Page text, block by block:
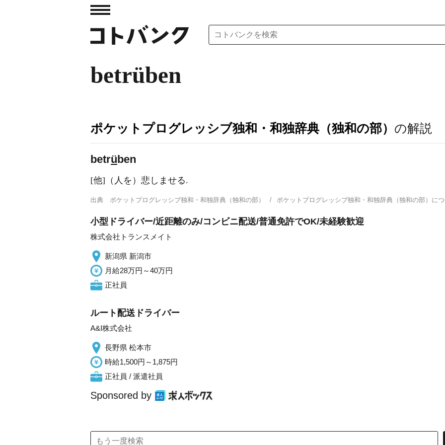
betrüben
ポケットプログレッシブ独和・和独辞典（独和の部） の解説
betrüben
[他]（人を）悲しませる.
出典 ポケットプログレッシブ独和・和独辞典（独和の部） ポケットプログレッシブ独和・和独辞典（独和の部）
小型ドライバー/近距離のみ/コンビニ配送/普通免許でOK/未経験歓迎
株式会社トランスメイト
新潟県 新潟市
月給28万円～40万円
正社員
ルート配送ドライバー
A&I株式会社
長野県 松本市
時給1,500円～1,875円
正社員 / 派遣社員
Sponsored by